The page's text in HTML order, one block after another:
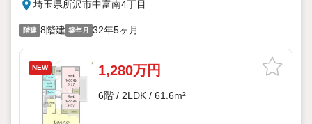
埼玉県所沢市中富南4丁目
階建 8階建 築年月 32年5ヶ月
NEW 1,280万円
6階 / 2LDK / 61.6m²